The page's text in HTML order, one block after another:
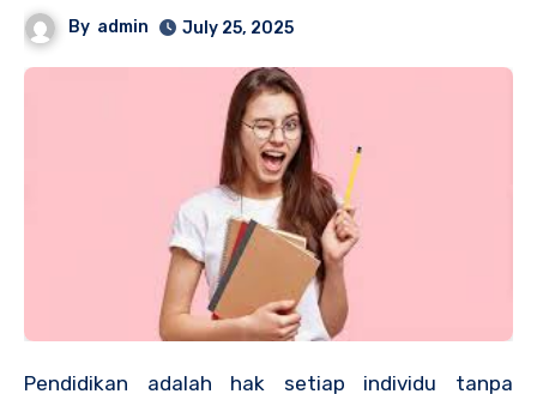
By admin July 25, 2025
Pendidikan adalah hak setiap individu tanpa